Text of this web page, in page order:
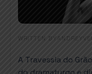
WRITTEN BY
A Travessia do